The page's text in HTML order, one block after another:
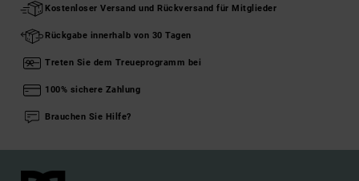
Kostenloser Versand und Rückversand für Mitglieder
Rückgabe innerhalb von 30 Tagen
Treten Sie dem Treueprogramm bei
100% sichere Zahlung
Brauchen Sie Hilfe?